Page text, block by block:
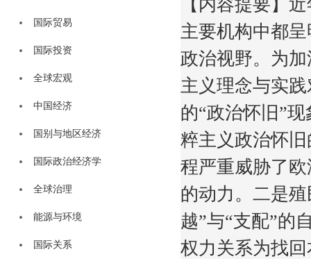
国际贸易
国际投资
全球宏观
中国经济
国别与地区经济
国际政治经济学
全球治理
能源与环境
国际关系
【内容提要】
主要机构中都
政治视野。为
主义理念与实
的“政治怀旧”
粹主义政治怀
程严重威胁了
的动力。二是
越”与“支配”的
权力关系为找